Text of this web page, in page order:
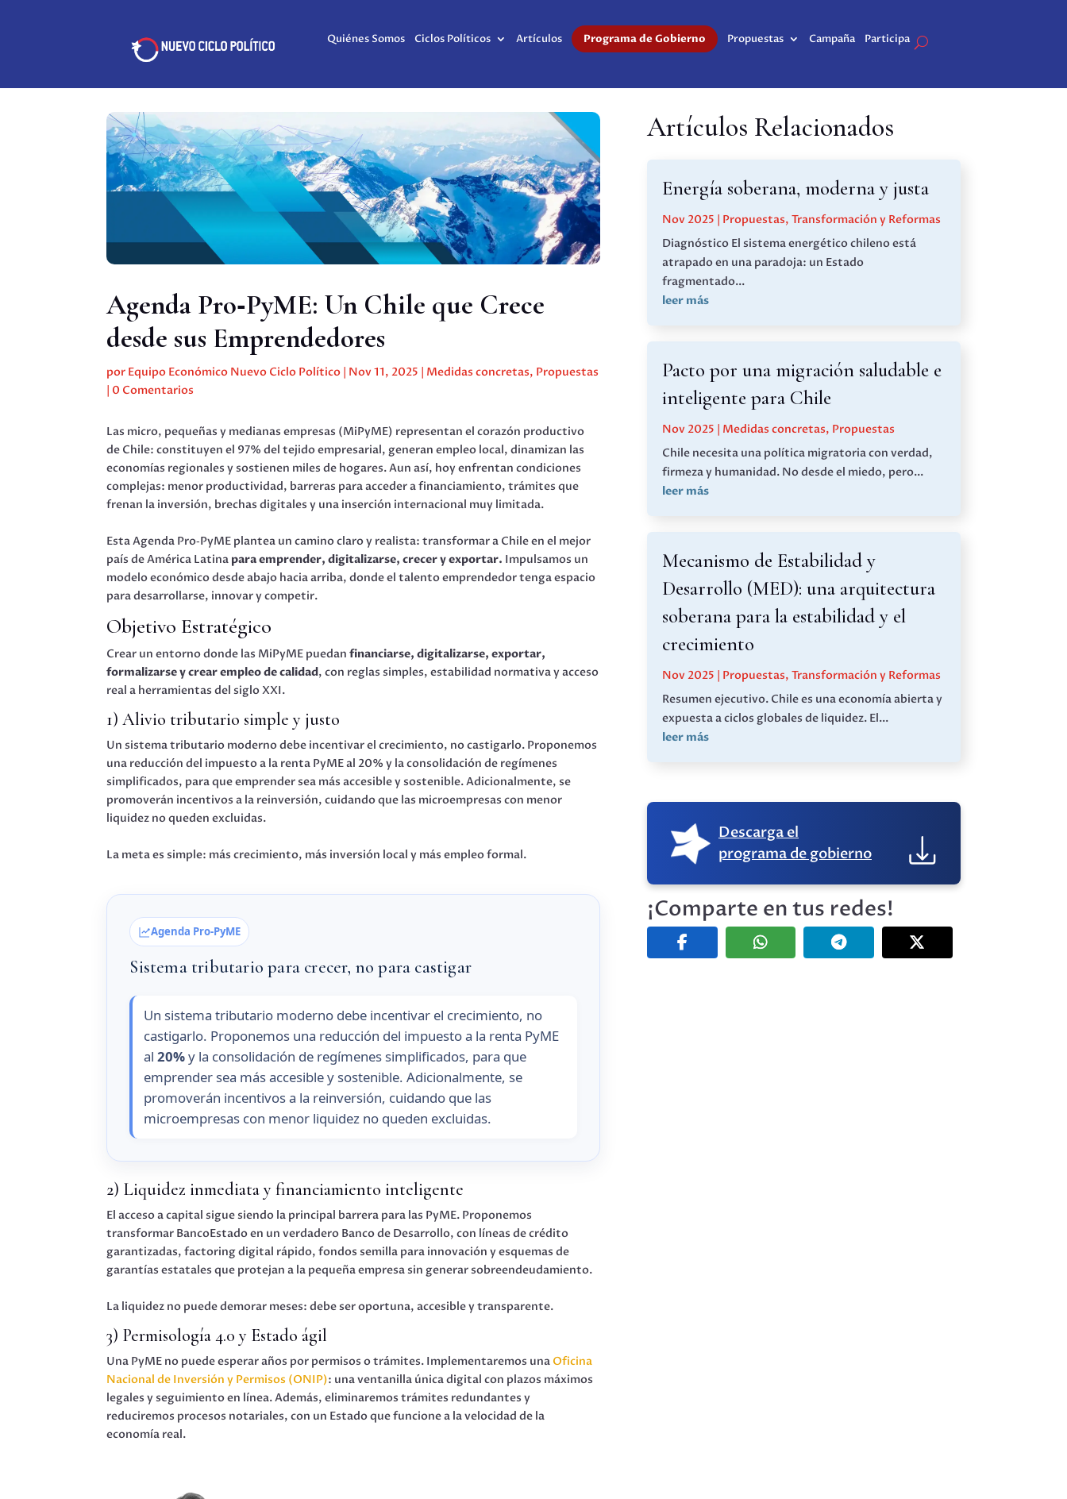
Quiénes Somos Ciclos Políticos Artículos Programa de Gobierno Propuestas Campaña Participa
Agenda Pro‑PyME: Un Chile que Crece
desde sus Emprendedores
por Equipo Económico Nuevo Ciclo Político | Nov 11, 2025 | Medidas concretas, Propuestas
| 0 Comentarios
Las micro, pequeñas y medianas empresas (MiPyME) representan el corazón productivo
de Chile: constituyen el 97% del tejido empresarial, generan empleo local, dinamizan las
economías regionales y sostienen miles de hogares. Aun así, hoy enfrentan condiciones
complejas: menor productividad, barreras para acceder a financiamiento, trámites que
frenan la inversión, brechas digitales y una inserción internacional muy limitada.
Esta Agenda Pro‑PyME plantea un camino claro y realista: transformar a Chile en el mejor
país de América Latina para emprender, digitalizarse, crecer y exportar. Impulsamos un
modelo económico desde abajo hacia arriba, donde el talento emprendedor tenga espacio
para desarrollarse, innovar y competir.
Objetivo Estratégico
Crear un entorno donde las MiPyME puedanfinanciarse, digitalizarse, exportar,
formalizarse y crear empleo de calidad, con reglas simples, estabilidad normativa y acceso
real a herramientas del siglo XXI.
1) Alivio tributario simple y justo
Un sistema tributario moderno debe incentivar el crecimiento, no castigarlo. Proponemos
una reducción del impuesto a la renta PyME al 20% y la consolidación de regímenes
simplificados, para que emprender sea más accesible y sostenible. Adicionalmente, se
promoverán incentivos a la reinversión, cuidando que las microempresas con menor
liquidez no queden excluidas.
La meta es simple: más crecimiento, más inversión local y más empleo formal.
Agenda Pro-PyME
Sistema tributario para crecer, no para castigar
Un sistema tributario moderno debe incentivar el crecimiento, no
castigarlo. Proponemos una reducción del impuesto a la renta PyME
al20%y la consolidación de regímenes simplificados, para que
emprender sea más accesible y sostenible. Adicionalmente, se
promoverán incentivos a la reinversión, cuidando que las
microempresas con menor liquidez no queden excluidas.
2) Liquidez inmediata y financiamiento inteligente
El acceso a capital sigue siendo la principal barrera para las PyME. Proponemos
transformar BancoEstado en un verdadero Banco de Desarrollo, con líneas de crédito
garantizadas, factoring digital rápido, fondos semilla para innovación y esquemas de
garantías estatales que protejan a la pequeña empresa sin generar sobreendeudamiento.
La liquidez no puede demorar meses: debe ser oportuna, accesible y transparente.
3) Permisología 4.0 y Estado ágil
Una PyME no puede esperar años por permisos o trámites. Implementaremos una Oficina
Nacional de Inversión y Permisos (ONIP): una ventanilla única digital con plazos máximos
legales y seguimiento en línea. Además, eliminaremos trámites redundantes y
reduciremos procesos notariales, con un Estado que funcione a la velocidad de la
economía real.
Artículos Relacionados
Energía soberana, moderna y justa
Nov 2025 Propuestas, Transformación y Reformas
Diagnóstico El sistema energético chileno está
atrapado en una paradoja: un Estado
fragmentado...
leer más
Pacto por una migración saludable e
inteligente para Chile
Nov 2025 Medidas concretas, Propuestas
Chile necesita una política migratoria con verdad,
firmeza y humanidad. No desde el miedo, pero...
leer más
Mecanismo de Estabilidad y
Desarrollo (MED): una arquitectura
soberana para la estabilidad y el
crecimiento
Nov 2025 Propuestas, Transformación y Reformas
Resumen ejecutivo. Chile es una economía abierta y
expuesta a ciclos globales de liquidez. El...
leer más
Descarga el
programa de gobierno
¡Comparte en tus redes!